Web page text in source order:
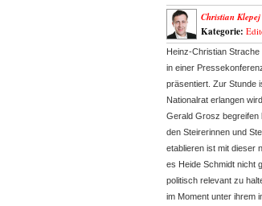
Christian Klepej
Kategorie:
Heinz-Christian
in einer
präsentiert. Zur Stunde
Nationalrat erlangen
Gerald Grosz begreifen
den Steirerinnen und
etablieren ist mit dieser
es Heide Schmidt nicht
politisch relevant zu
im Moment unter ihrem